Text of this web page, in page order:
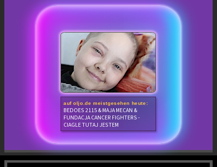
auf oljo.de meistgesehen heute:
BEDOES 2115 & MAJA MECAN &
FUNDACJA CANCER FIGHTERS -
CIAGLE TUTAJ JESTEM